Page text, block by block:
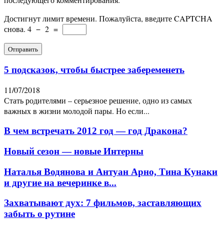
Достигнут лимит времени. Пожалуйста, введите CAPTCHA
снова. 4 − 2 =
5 подсказок, чтобы быстрее забеременеть
11/07/2018
Стать родителями – серьезное решение, одно из самых
важных в жизни молодой пары. Но если...
В чем встречать 2012 год — год Дракона?
Новый сезон — новые Интерны
Наталья Водянова и Антуан Арно, Тина Кунаки
и другие на вечеринке в...
Захватывают дух: 7 фильмов, заставляющих
забыть о рутине